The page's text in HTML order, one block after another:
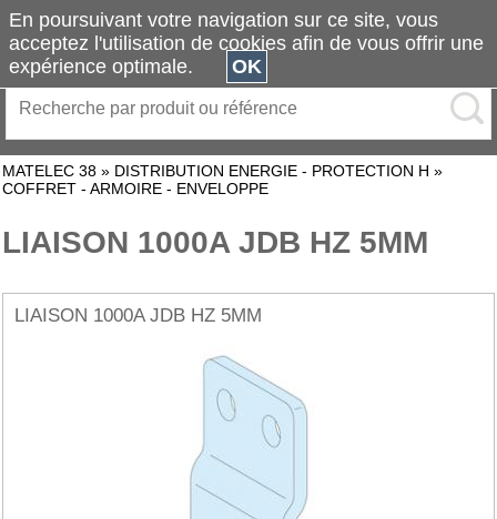
MATELEC 38 » DISTRIBUTION ENERGIE - PROTECTION H »
COFFRET - ARMOIRE - ENVELOPPE
LIAISON 1000A JDB HZ 5MM
LIAISON 1000A JDB HZ 5MM
En poursuivant votre navigation sur ce site, vous
acceptez l'utilisation de cookies afin de vous offrir une
expérience optimale.
OK